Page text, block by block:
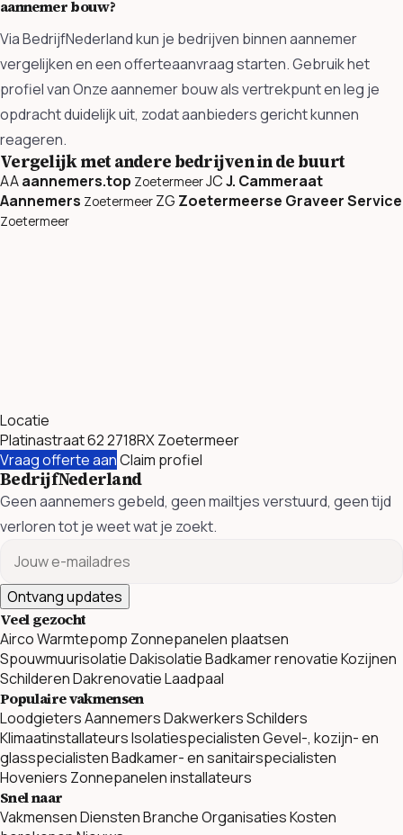
aannemer bouw?
Via BedrijfNederland kun je bedrijven binnen aannemer
vergelijken en een offerteaanvraag starten. Gebruik het
profiel van Onze aannemer bouw als vertrekpunt en leg je
opdracht duidelijk uit, zodat aanbieders gericht kunnen
reageren.
Vergelijk met andere bedrijven in de buurt
AAaannemers.top ZoetermeerJCJ. Cammeraat
Aannemers Zoetermeer ZG Zoetermeerse Graveer Service
Zoetermeer
Locatie
Platinastraat 62 2718RX Zoetermeer
Vraag offerte aanClaim profiel
BedrijfNederland
Geen aannemers gebeld, geen mailtjes verstuurd, geen tijd
verloren tot je weet wat je zoekt.
Ontvang updates
Veel gezocht
AircoWarmtepomp Zonnepanelen plaatsen
SpouwmuurisolatieDakisolatieBadkamer renovatieKozijnen
SchilderenDakrenovatieLaadpaal
Populaire vakmensen
LoodgietersAannemersDakwerkersSchilders
KlimaatinstallateursIsolatiespecialistenGevel-, kozijn- en
glasspecialistenBadkamer- en sanitairspecialisten
Hoveniers Zonnepanelen installateurs
Snel naar
VakmensenDienstenBranche OrganisatiesKosten